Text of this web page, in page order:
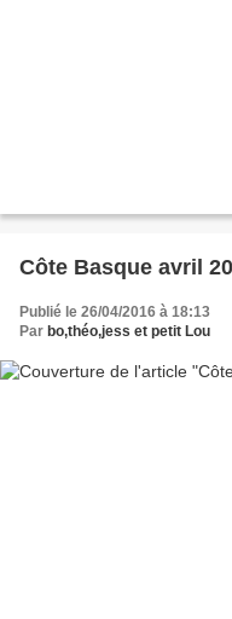
Publié le 26/04/2016 à 18:13
Par bo,théo,jess et petit Lou